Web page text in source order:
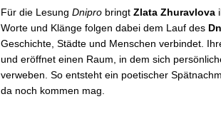
Für die Lesung Dnipro bringt Zlata Zhuravlova
Worte und Klänge folgen dabei dem Lauf des
Geschichte, Städte und Menschen verbindet.
und eröffnet einen Raum, in dem sich
verweben. So entsteht ein poetischer
da noch kommen mag.